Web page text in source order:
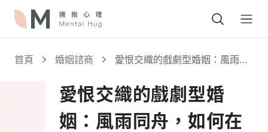
首頁 婚姻諮商
愛恨交織的戲劇型婚姻：風雨同
愛恨交織的戲劇型婚
姻：風雨同舟，如何在